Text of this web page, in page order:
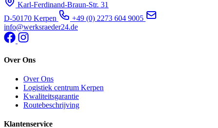
Karl-Ferdinand-Braun-Str. 31
D-50170 Kerpen
+49 (0) 2273 604 9005
info@werksraeder24.de
Over Ons
Over Ons
Logistiek centrum Kerpen
Kwaliteitsgarantie
Routebeschrijving
Klantenservice